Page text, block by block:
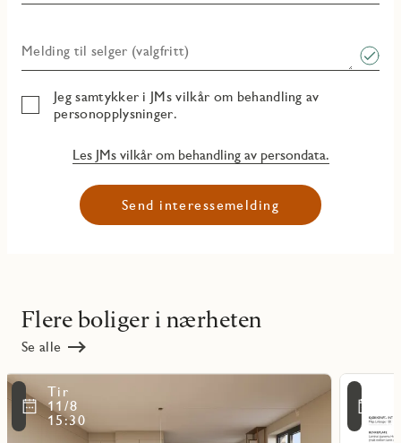
Melding til selger (valgfritt)
Jeg samtykker i JMs vilkår om behandling av
personopplysninger.
Les JMs vilkår om behandling av persondata.
Send interessemelding
Flere boliger i nærheten
Se alle
Tir
11/8
15:30
Les
mer
objekt
Les
mer
objekt